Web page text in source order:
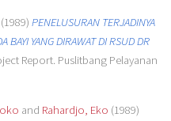
PENELUSURAN TERJADINYA
BAYI YANG DIRAWAT DI RSUD DR
Report. Puslitbang Pelayanan
and Rahardjo, Eko (1989)